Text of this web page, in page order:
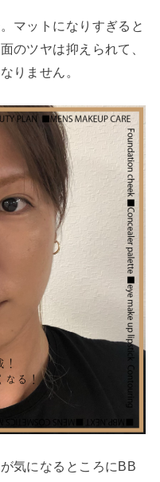
マットになりすぎると
のツヤは抑えられて、
りません。
気になるところにBB